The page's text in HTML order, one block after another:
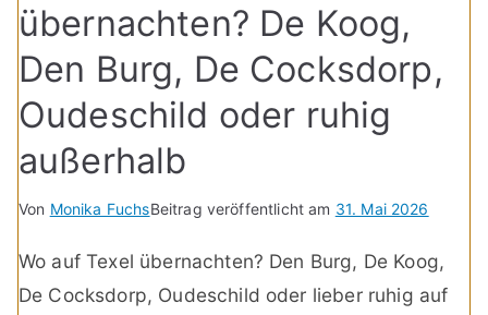
übernachten? De Koog,
Den Burg, De Cocksdorp,
Oudeschild oder ruhig
außerhalb
Von Monika FuchsBeitrag veröffentlicht am 31. Mai 2026
Wo auf Texel übernachten? Den Burg, De Koog,
De Cocksdorp, Oudeschild oder lieber ruhig auf